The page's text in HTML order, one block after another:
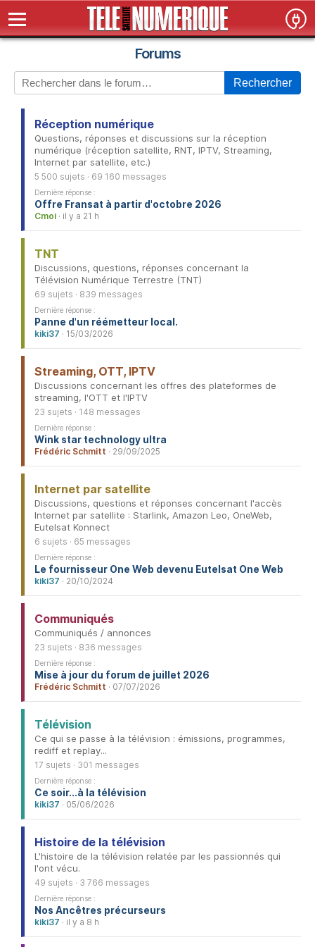
Forums
Rechercher
Réception numérique
Questions, réponses et discussions sur la réception
numérique (réception satellite, RNT, IPTV, Streaming,
Internet par satellite, etc.)
5 500 sujets · 69 160 messages
Dernière réponse :
Offre Fransat à partir d'octobre 2026
Cmoi · il y a 21 h
TNT
Discussions, questions, réponses concernant la
Télévision Numérique Terrestre (TNT)
69 sujets · 839 messages
Dernière réponse :
Panne d'un réémetteur local.
kiki37 · 15/03/2026
Streaming, OTT, IPTV
Discussions concernant les offres des plateformes de
streaming, l'OTT et l'IPTV
23 sujets · 148 messages
Dernière réponse :
Wink star technology ultra
Frédéric Schmitt · 29/09/2025
Internet par satellite
Discussions, questions et réponses concernant l'accès
Internet par satellite : Starlink, Amazon Leo, OneWeb,
Eutelsat Konnect
6 sujets · 65 messages
Dernière réponse :
Le fournisseur One Web devenu Eutelsat One Web
kiki37 · 20/10/2024
Communiqués
Communiqués / annonces
23 sujets · 836 messages
Dernière réponse :
Mise à jour du forum de juillet 2026
Frédéric Schmitt · 07/07/2026
Télévision
Ce qui se passe à la télévision : émissions, programmes,
rediff et replay...
17 sujets · 301 messages
Dernière réponse :
Ce soir...à la télévision
kiki37 · 05/06/2026
Histoire de la télévision
L'histoire de la télévision relatée par les passionnés qui
l'ont vécu.
49 sujets · 3 766 messages
Dernière réponse :
Nos Ancêtres précurseurs
kiki37 · il y a 8 h